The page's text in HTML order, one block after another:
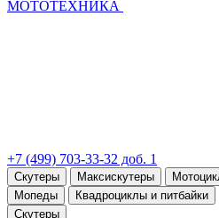
МОТОТЕХНИКА
+7 (499) 703-33-32 доб. 1
Скутеры Максискутеры
Мопеды
Квадроциклы и питбайки
Скутеры